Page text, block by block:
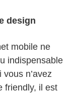
design
mobile ne
indispensable
n’avez
friendly, il est